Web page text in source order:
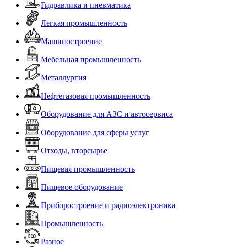
Гидравлика и пневматика
Легкая промышленность
Машиностроение
Мебельная промышленность
Металлургия
Нефтегазовая промышленность
Оборудование для АЗС и автосервиса
Оборудование для сферы услуг
Отходы, вторсырье
Пищевая промышленность
Пищевое оборудование
Приборостроение и радиоэлектроника
Промышленность
Разное